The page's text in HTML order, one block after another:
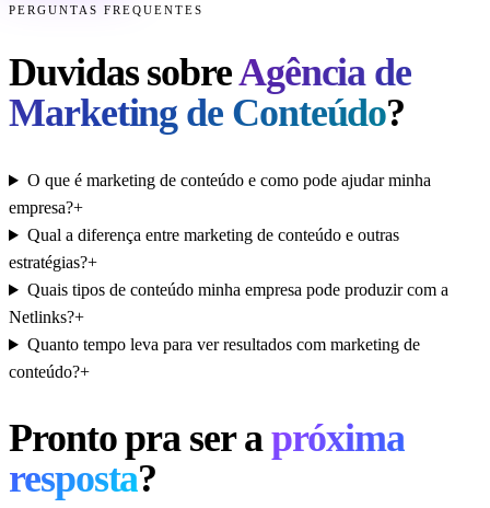
PERGUNTAS FREQUENTES
Duvidas sobreAgência de
Marketing de Conteúdo?
O que é marketing de conteúdo e como pode ajudar minha
empresa?+
Qual a diferença entre marketing de conteúdo e outras
estratégias?+
Quais tipos de conteúdo minha empresa pode produzir com a
Netlinks?+
Quanto tempo leva para ver resultados com marketing de
conteúdo?+
Pronto pra ser a próxima
resposta?